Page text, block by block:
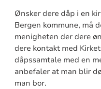
Ønsker dere dåp i en
Bergen kommune, må
menigheten der dere
dere kontakt med
dåpssamtale med en
anbefaler at man blir
man bor.